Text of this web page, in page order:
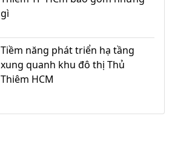
gì
Tiềm năng phát triển hạ tầng
xung quanh khu đô thị Thủ
Thiêm HCM